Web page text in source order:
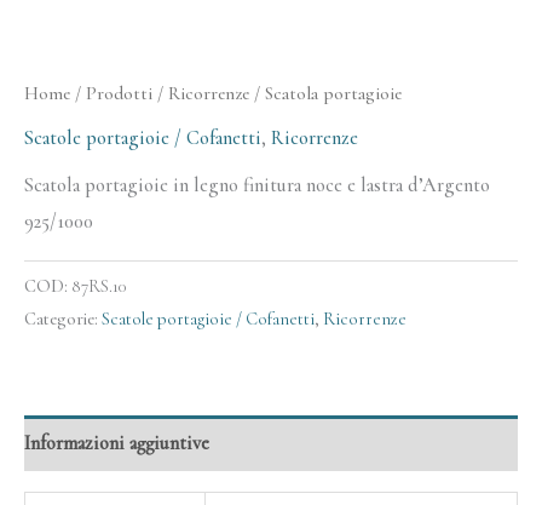
Home / Prodotti / Ricorrenze / Scatola portagioie
Scatole portagioie / Cofanetti, Ricorrenze
Scatola portagioie in legno finitura noce e lastra d’Argento
925/1000
COD: 87RS.10
Categorie: Scatole portagioie / Cofanetti, Ricorrenze
Informazioni aggiuntive